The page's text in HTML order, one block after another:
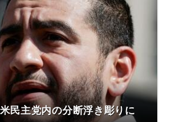
民主党内の分断浮き彫りに